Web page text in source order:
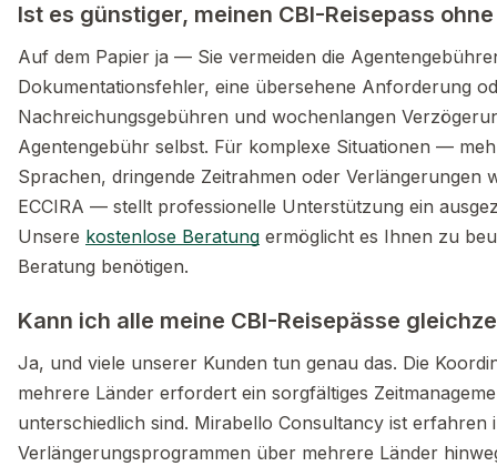
Ist es günstiger, meinen CBI-Reisepass
Auf dem Papier ja — Sie vermeiden die
Dokumentationsfehler, eine übersehene Anforderung
Nachreichungsgebühren und wochenlangen
Agentengebühr selbst. Für komplexe Situationen —
Sprachen, dringende Zeitrahmen oder Verlängerungen
ECCIRA — stellt professionelle Unterstützung ein
Unsere kostenlose Beratung ermöglicht es Ihnen zu
Beratung benötigen.
Kann ich alle meine CBI-Reisepässe
Ja, und viele unserer Kunden tun genau das. Die
mehrere Länder erfordert ein sorgfältiges
unterschiedlich sind. Mirabello Consultancy ist erfahren
Verlängerungsprogrammen über mehrere Länder